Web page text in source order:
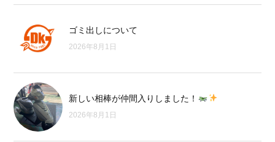
ゴミ出しについて
2026年8月1日
新しい相棒が仲間入りしました！
2026年8月1日